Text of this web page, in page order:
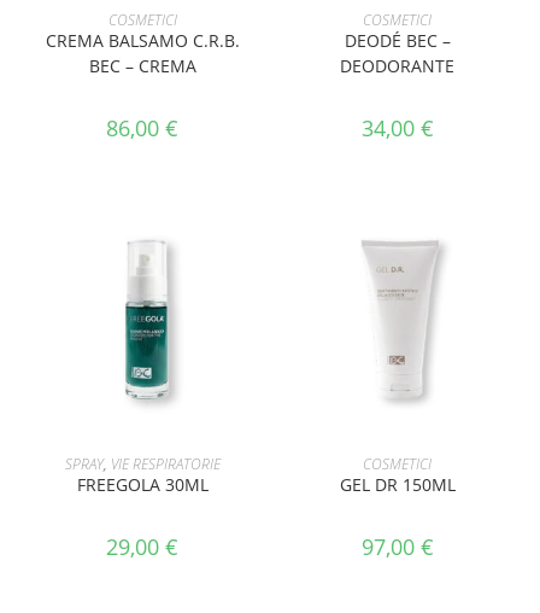
AGGIUNGI AL CARRELLO
COSMETICI
CREMA BALSAMO C.R.B.
BEC – CREMA
86,00€
AGGIUNGI AL CARRELLO
COSMETICI
DEODÉ BEC –
DEODORANTE
34,00 €
AGGIUNGI AL CARRELLO
SPRAY, VIE RESPIRATORIE
FREEGOLA 30ML
29,00€
AGGIUNGI AL CARRELLO
COSMETICI
GEL DR 150ML
97,00 €